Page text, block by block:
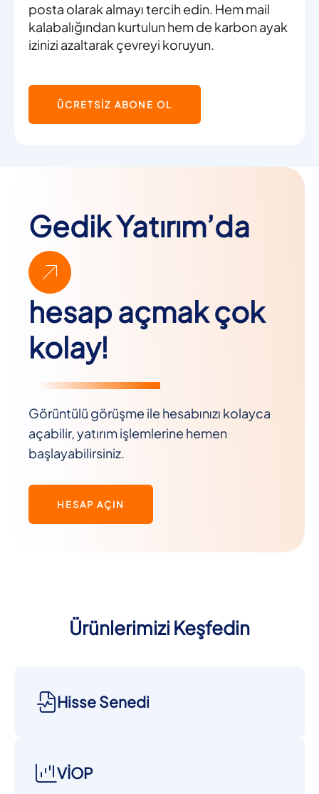
posta olarak almayı tercih edin. Hem mail
kalabalığından kurtulun hem de karbon ayak
izinizi azaltarak çevreyi koruyun.
ÜCRETSİZ ABONE OL
Gedik Yatırım’da
hesap açmak çok
kolay!
Görüntülü görüşme ile hesabınızı kolayca
açabilir, yatırım işlemlerine hemen
başlayabilirsiniz.
HESAP AÇIN
Ürünlerimizi Keşfedin
Hisse Senedi
VİOP